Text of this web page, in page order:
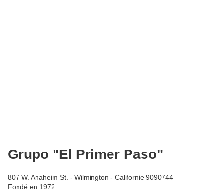
Grupo "El Primer Paso"
807 W. Anaheim St. - Wilmington - Californie 9090744
Fondé en 1972